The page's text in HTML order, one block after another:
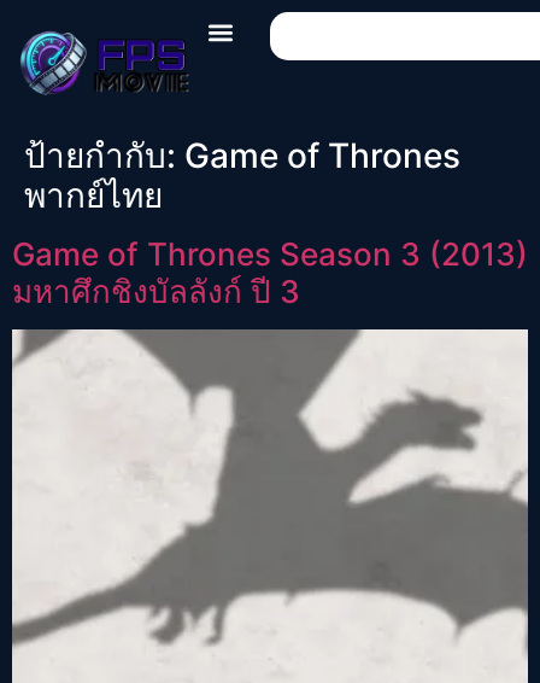
ป้ายกำกับ: Game of Thrones
พากย์ไทย
Game of Thrones Season 3 (2013)
มหาศึกชิงบัลลังก์ ปี 3